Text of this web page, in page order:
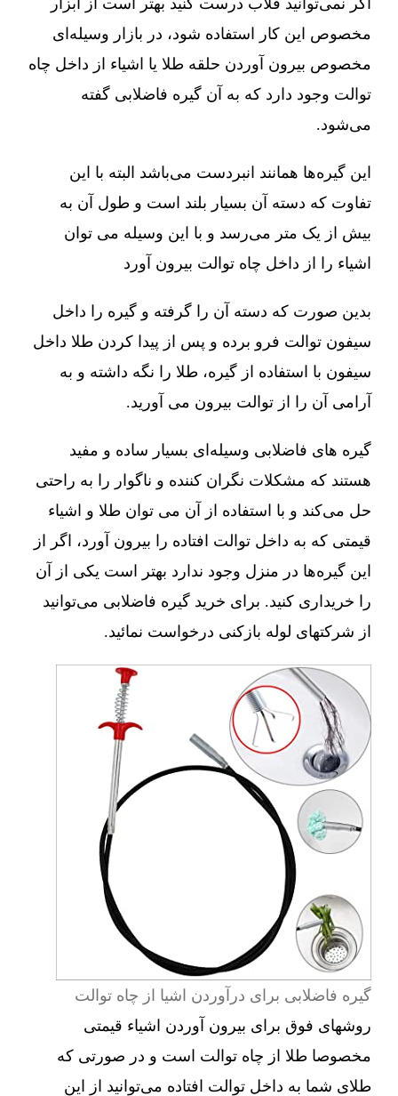
مخصوص این کار استفاده شود، در بازار وسیله‌ای
مخصوص بیرون آوردن حلقه طلا یا اشیاء از داخل چاه
توالت وجود دارد که به آن گیره فاضلابی گفته
می‌شود.
این گیره‌ها همانند انبردست می‌باشد البته با این
تفاوت که دسته آن بسیار بلند است و طول آن به
بیش از یک متر می‌رسد و با این وسیله می توان
اشیاء را از داخل چاه توالت بیرون آورد
بدین صورت که دسته آن را گرفته و گیره را داخل
سیفون توالت فرو برده و پس از پیدا کردن طلا داخل
سیفون با استفاده از گیره، طلا را نگه داشته و به
آرامی آن را از توالت بیرون می آورید.
گیره های فاضلابی وسیله‌ای بسیار ساده و مفید
هستند که مشکلات نگران کننده و ناگوار را به راحتی
حل می‌کند و با استفاده از آن می توان طلا و اشیاء
قیمتی که به داخل توالت افتاده را بیرون آورد، اگر از
این گیره‌ها در منزل وجود ندارد بهتر است یکی از آن
را خریداری کنید. برای خرید گیره فاضلابی می‌توانید
از شرکتهای لوله بازکنی درخواست نمائید.
گیره فاضلابی برای درآوردن اشیا از چاه توالت
روشهای فوق برای بیرون آوردن اشیاء قیمتی
مخصوصا طلا از چاه توالت است و در صورتی که
طلای شما به داخل توالت افتاده می‌توانید از این